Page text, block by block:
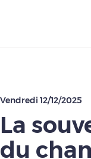
Vendredi 12/12/2025
La
du